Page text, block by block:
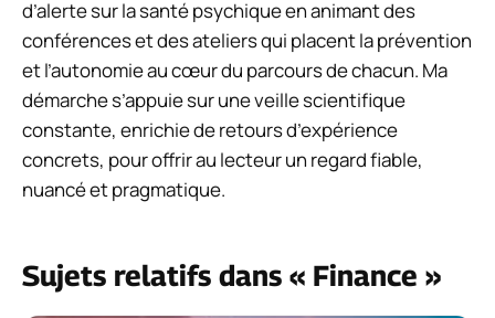
d’alerte sur la santé psychique en animant des
conférences et des ateliers qui placent la prévention
et l’autonomie au cœur du parcours de chacun. Ma
démarche s’appuie sur une veille scientifique
constante, enrichie de retours d’expérience
concrets, pour offrir au lecteur un regard fiable,
nuancé et pragmatique.
Sujets relatifs dans « Finance »